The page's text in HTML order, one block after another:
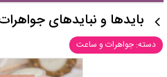
بایدها و نبایدهای
دسته: جواهرات و ساعت